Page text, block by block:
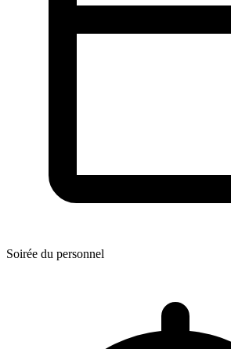
Soirée du personnel